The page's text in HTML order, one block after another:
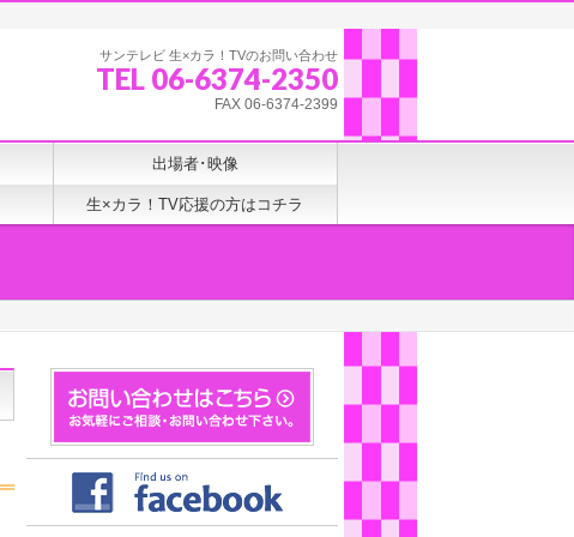
サンテレビ 生×カラ！TVのお問い合わせ
TEL 06-6374-2350
FAX 06-6374-2399
出場者･映像
生×カラ！TV応援の方はコチラ